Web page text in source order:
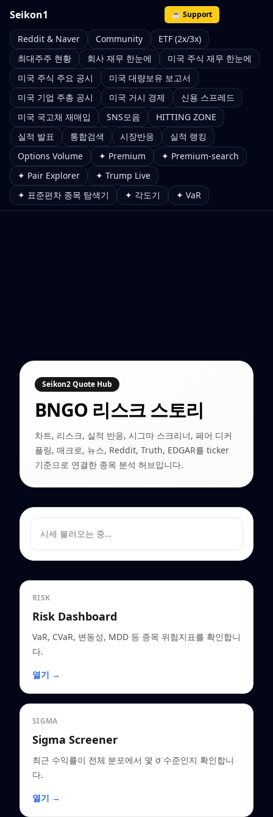
Seikon1 ☕ Support
Reddit & Naver Community
ETF (2x/3x)
최대주주 현황
회사 재무 한눈에
미국 주식 재무 한눈에
미국 주식 주요 공시
미국 대량보유 보고서
미국 기업 주총 공시
미국 거시 경제
신용 스프레드
미국 국고채 재매입
SNS모음
HITTING ZONE
실적 발표
통합검색 시장반응
실적 랭킹
Options Volume
✦ Premium
✦ Premium-search
✦ Pair Explorer
✦ Trump Live
✦ 표준편차 종목 탐색기
✦ 각도기 ✦ VaR
Seikon2 Quote Hub
BNGO 리스크 스토리
차트, 리스크, 실적 반응, 시그마 스크리너, 페어 디커
플링, 매크로, 뉴스, Reddit, Truth, EDGAR를 ticker
기준으로 연결한 종목 분석 허브입니다.
시세 불러오는 중…
RISK
Risk Dashboard
VaR, CVaR, 변동성, MDD 등 종목 위험지표를 확인합니
다.
열기 →
SIGMA
Sigma Screener
최근 수익률이 전체 분포에서 몇 σ 수준인지 확인합니
다.
열기 →